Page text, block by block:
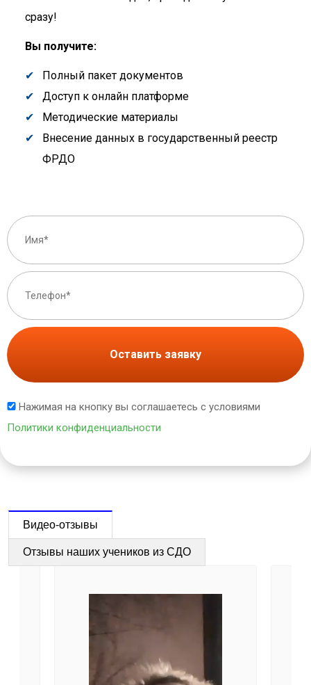
сразу!
Вы получите:
Полный пакет документов
Доступ к онлайн платформе
Методические материалы
Внесение данных в государственный реестр
ФРДО
Оставить заявку
Нажимая на кнопку вы соглашаетесь с условиями
Политики конфиденциальности
Видео-отзывы
Отзывы наших учеников из СДО